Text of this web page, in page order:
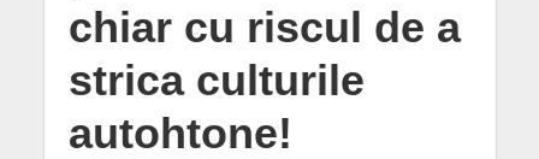
chiar cu riscul de a
strica culturile
autohtone!